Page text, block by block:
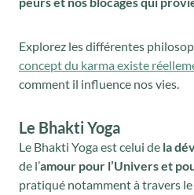
Explorez les différentes
concept du karma existe
comment il influence nos vies.
Le Bhakti Yoga
Le Bhakti Yoga est celui de la
de l’amour pour l’Univers et
pratiqué notamment à travers